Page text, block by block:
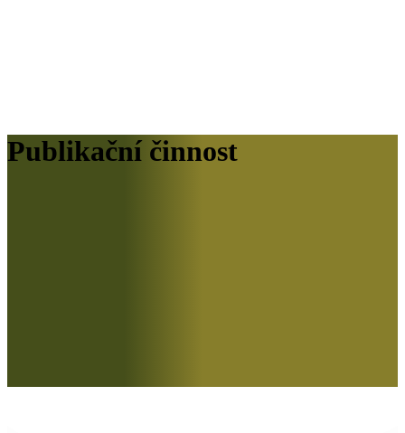
Publikační činnost